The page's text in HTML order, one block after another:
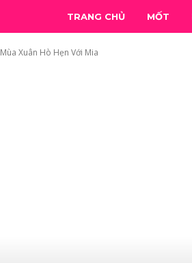
TRANG CHỦ MỐT
Mùa Xuân Hò Hẹn Với Mia